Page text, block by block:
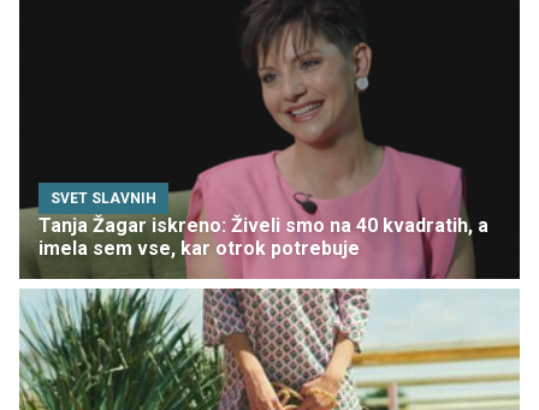
SVET SLAVNIH
Tanja Žagar iskreno: Živeli smo na 40 kvadratih, a
imela sem vse, kar otrok potrebuje